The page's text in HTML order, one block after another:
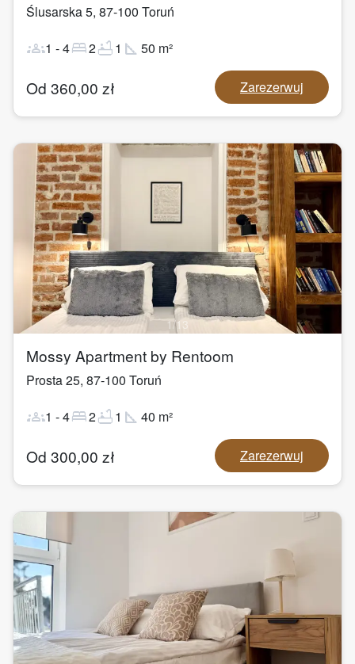
Ślusarska 5, 87-100 Toruń
groups1 -4bed2bathtub1 square_foot 50 m²
Od 360,00 zł Zarezerwuj
1 /13
Mossy Apartment by Rentoom
Prosta 25, 87-100 Toruń
groups1 -4bed2bathtub1 square_foot 40 m²
Od 300,00 zł Zarezerwuj